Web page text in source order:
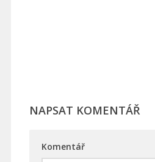
NAPSAT KOMENTÁŘ
Komentář